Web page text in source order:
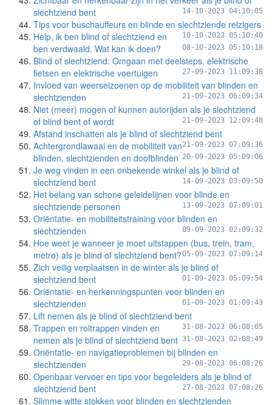
slechtziend bent
14-10-2023 04:10:05
Tips voor buschauffeurs en blinde en slechtziende reizigers
10-10-2023 05:10:40
Help, ik ben blind of slechtziend en
ben verdwaald. Wat kan ik doen?
08-10-2023 05:10:18
Blind of slechtziend: Omgaan met deelsteps, elektrische
fietsen en elektrische voertuigen
27-09-2023 11:09:38
Invloed van weerseizoenen op de mobiliteit van blinden en
slechtzienden
21-09-2023 06:09:34
Niet (meer) mogen of kunnen autorijden als je slechtziend
of blind bent of wordt
21-09-2023 12:09:48
Afstand inschatten als je blind of slechtziend bent
21-09-2023 07:09:36
Achtergrondlawaai en de mobiliteit van
blinden, slechtzienden en doofblinden 20-09-2023 05:09:06
Je weg vinden in een onbekende winkel als je blind of
slechtziend bent
14-09-2023 03:09:50
Het belang van schone geleidelijnen voor blinde en
slechtziende personen
13-09-2023 07:09:01
Oriëntatie- en mobiliteitstraining voor blinden en
slechtzienden
09-09-2023 02:09:32
Hoe weet je wanneer je moet uitstappen (bus, trein, tram,
metro) als je blind of slechtziend bent?05-09-2023 07:09:14
Zich veilig verplaatsen in de winter als je blind of
slechtziend bent
01-09-2023 05:09:54
Oriëntatie- en herkenningspunten voor blinden en
slechtzienden
01-09-2023 01:09:43
Lift nemen als je blind of slechtziend bent
31-08-2023 06:08:05
Trappen en roltrappen vinden en
nemen als je blind of slechtziend bent 31-08-2023 02:08:49
Oriëntatie- en navigatieproblemen bij blinden en
slechtzienden
29-08-2023 06:08:26
Openbaar vervoer en tips voor begeleiders als je blind of
slechtziend bent
27-08-2023 07:08:26
Slimme witte stokken voor blinden en slechtzienden